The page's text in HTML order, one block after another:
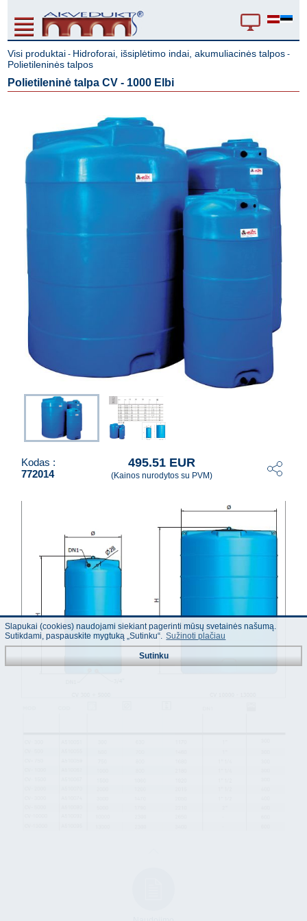
Visi produktai - Hidroforai, išsiplėtimo indai, akumuliacinės talpos -
Polietileninės talpos
Polietileninė talpa CV - 1000 Elbi
Kodas :
772014
495.51 EUR
(Kainos nurodytos su PVM)
Slapukai (cookies) naudojami siekiant pagerinti mūsų svetainės našumą.
Sutikdami, paspauskite mygtuką „Sutinku“. Sužinoti plačiau
Sutinku